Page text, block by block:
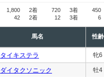
1,800 2着 720 3着
450
42 2着 12 3着 6
馬名 性齢
タイキステラ 牝6
ダイタクソニック 牡4